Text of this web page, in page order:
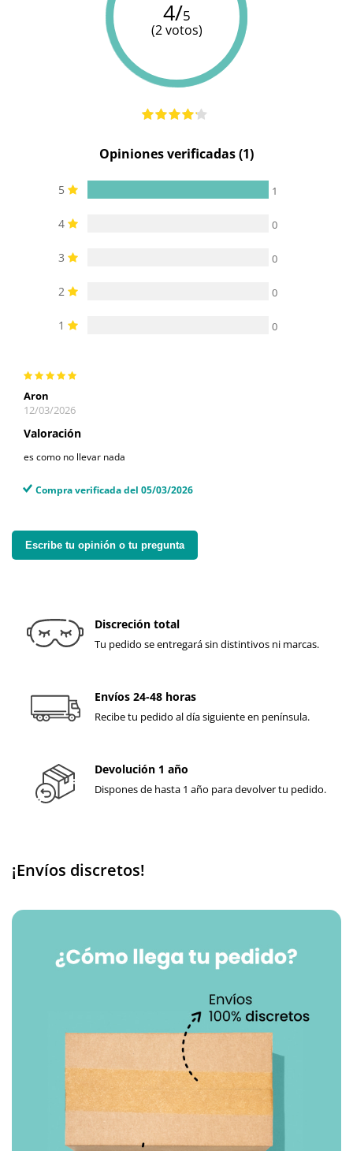
4/5
(2 votos)
Opiniones verificadas (1)
5 1
4 0
3 0
2 0
1 0
Aron
12/03/2026
Valoración
es como no llevar nada
Compra verificada del 05/03/2026
Escribe tu opinión o tu pregunta
Discreción total
Tu pedido se entregará sin distintivos ni marcas.
Envíos 24-48 horas
Recibe tu pedido al día siguiente en península.
Devolución 1 año
Dispones de hasta 1 año para devolver tu pedido.
¡Envíos discretos!